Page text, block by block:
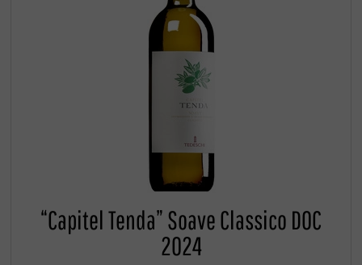
“Capitel Tenda” Soave Classico DOC
2024